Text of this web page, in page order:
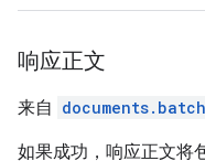
响应正文
来自
如果成功，响应正文将